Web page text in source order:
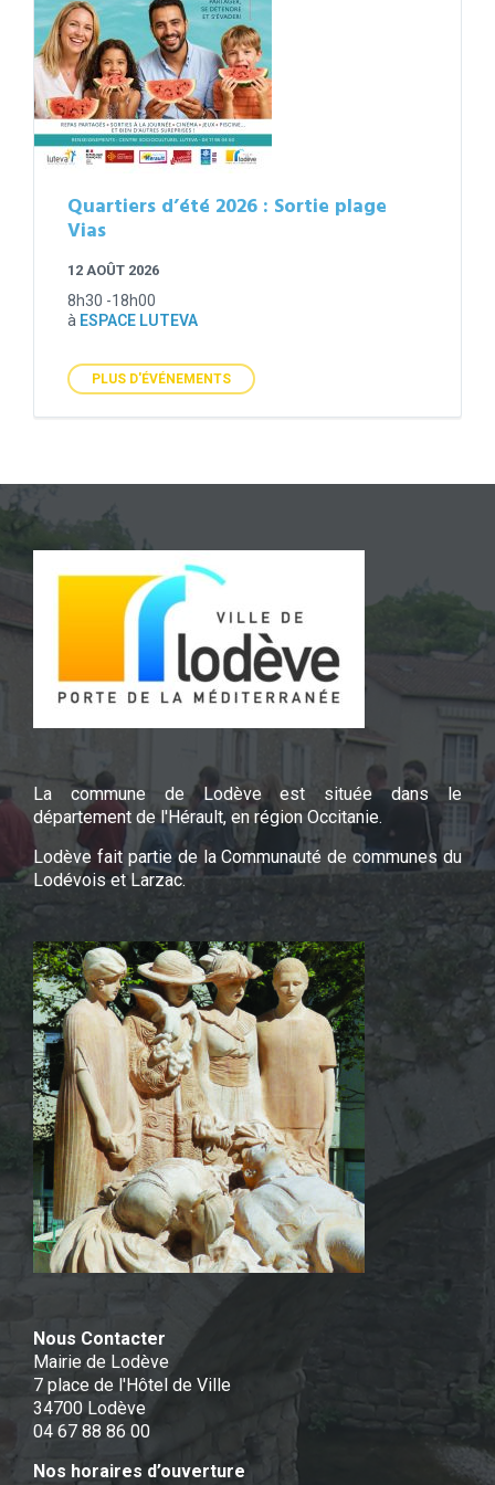
Quartiers d’été 2026 : Sortie plage
Vias
12 AOÛT 2026
8h30 -18h00
à ESPACE LUTEVA
PLUS D'ÉVÉNEMENTS
La commune de Lodève est située dans le
département de l'Hérault, en région Occitanie.
Lodève fait partie de la Communauté de communes du
Lodévois et Larzac.
Nous Contacter
Mairie de Lodève
7 place de l'Hôtel de Ville
34700 Lodève
04 67 88 86 00
Nos horaires d’ouverture